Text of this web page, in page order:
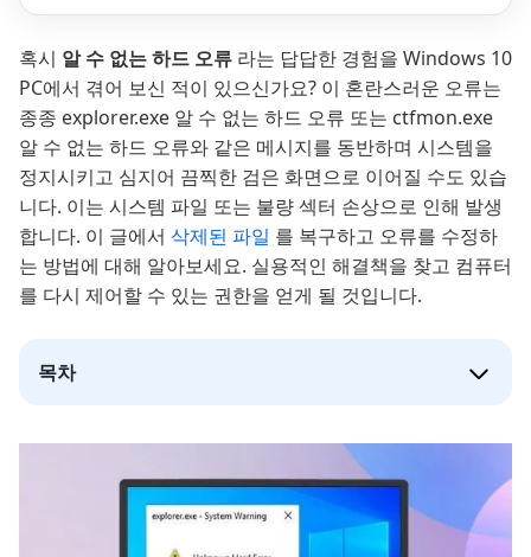
혹시 알 수 없는 하드 오류 라는 답답한 경험을 Windows 10
PC에서 겪어 보신 적이 있으신가요? 이 혼란스러운 오류는
종종 explorer.exe 알 수 없는 하드 오류 또는 ctfmon.exe
알 수 없는 하드 오류와 같은 메시지를 동반하며 시스템을
정지시키고 심지어 끔찍한 검은 화면으로 이어질 수도 있습
니다. 이는 시스템 파일 또는 불량 섹터 손상으로 인해 발생
합니다. 이 글에서 삭제된 파일 를 복구하고 오류를 수정하
는 방법에 대해 알아보세요. 실용적인 해결책을 찾고 컴퓨터
를 다시 제어할 수 있는 권한을 얻게 될 것입니다.
목차